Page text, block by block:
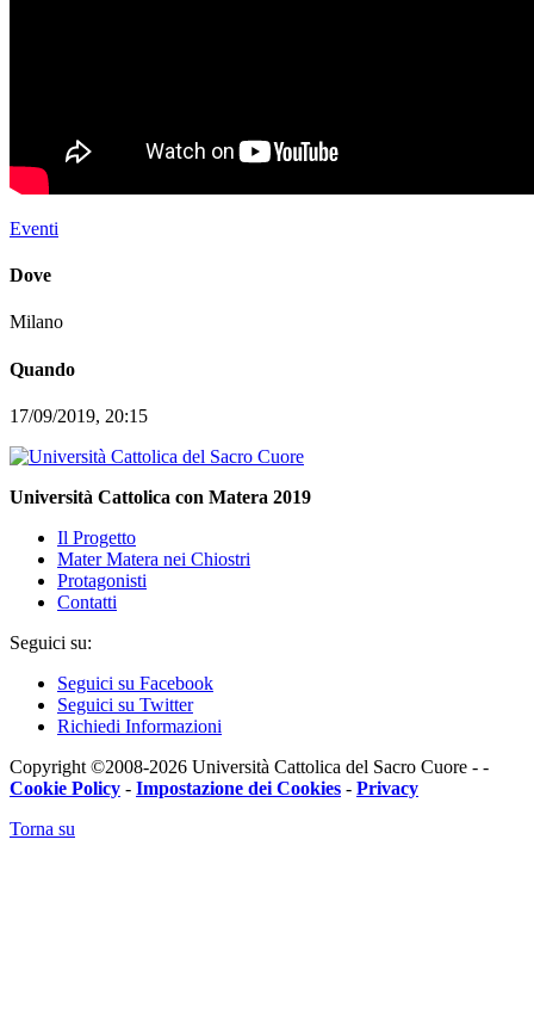
Eventi
Dove
Milano
Quando
17/09/2019, 20:15
Università Cattolica con Matera 2019
Il Progetto
Mater Matera nei Chiostri
Protagonisti
Contatti
Seguici su:
Seguici su Facebook
Seguici su Twitter
Richiedi Informazioni
Copyright ©2008-2026 Università Cattolica del Sacro Cuore - -
Cookie Policy - Impostazione dei Cookies - Privacy
Torna su